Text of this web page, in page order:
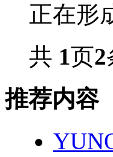
正在形
共 1页2
推荐内容